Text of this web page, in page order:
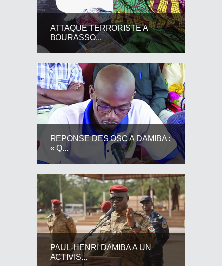
ATTAQUE TERRORISTE A
BOURASSO...
REPONSE DES OSC A DAMIBA :
« Q...
PAUL-HENRI DAMIBA A UN
ACTIVIS...